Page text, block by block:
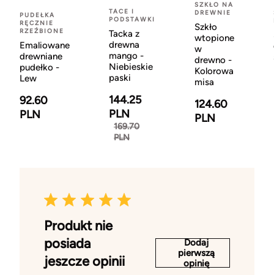
PUDEŁKA
RĘCZNIE
RZEŹBIONE
Emaliowane
drewniane
pudełko -
Lew
92.60
PLN
TACE I
PODSTAWKI
Tacka z
drewna
mango -
Niebieskie
paski
144.25
PLN
169.70
PLN
SZKŁO NA
DREWNIE
Szkło
wtopione
w
drewno -
Kolorowa
misa
124.60
PLN
Produkt nie
posiada
jeszcze opinii
Dodaj
pierwszą
opinię